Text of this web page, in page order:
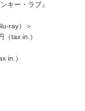
キー・ラブ』
ray）＞
tax in.）
in.）